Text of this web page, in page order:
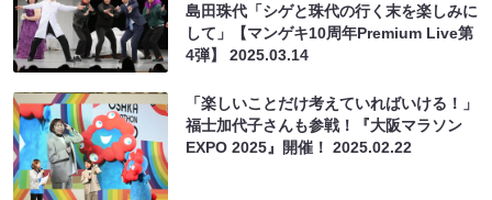
島田珠代「シゲと珠代の行く末を楽しみに
して」【マンゲキ10周年Premium Live第
4弾】2025.03.14
「楽しいことだけ考えていればいける！」
福士加代子さんも参戦！『大阪マラソン
EXPO 2025』開催！2025.02.22